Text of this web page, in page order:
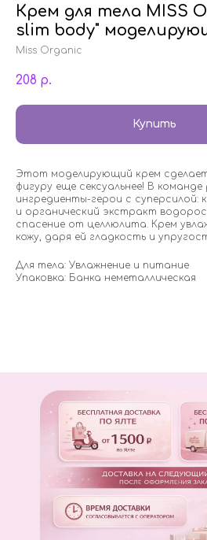
Крем для тела MISS
slim body"
Miss Organic
208 р.
Купить
Этот моделирующий крем
фигуру еще сексуальнее! В
ингредиенты-герои с суперсилой:
и органический экстракт
спасение от целлюлита. Крем
кожу, даря ей гладкость и
Для тела: Увлажнение и питание
Упаковка: Банка неметаллическая